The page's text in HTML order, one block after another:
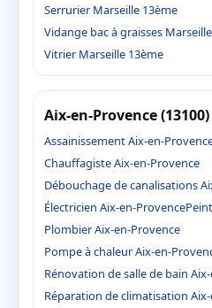
Serrurier Marseille 13ème
Vidange bac à graisses
Vitrier Marseille 13ème
Aix-en-Provence (13100)
Assainissement Aix-en-
Chauffagiste Aix-en-Provence
Débouchage de canalisations
Électricien Aix-en-Provence
Plombier Aix-en-Provence
Pompe à chaleur Aix-en-
Rénovation de salle de bain
Réparation de climatisation